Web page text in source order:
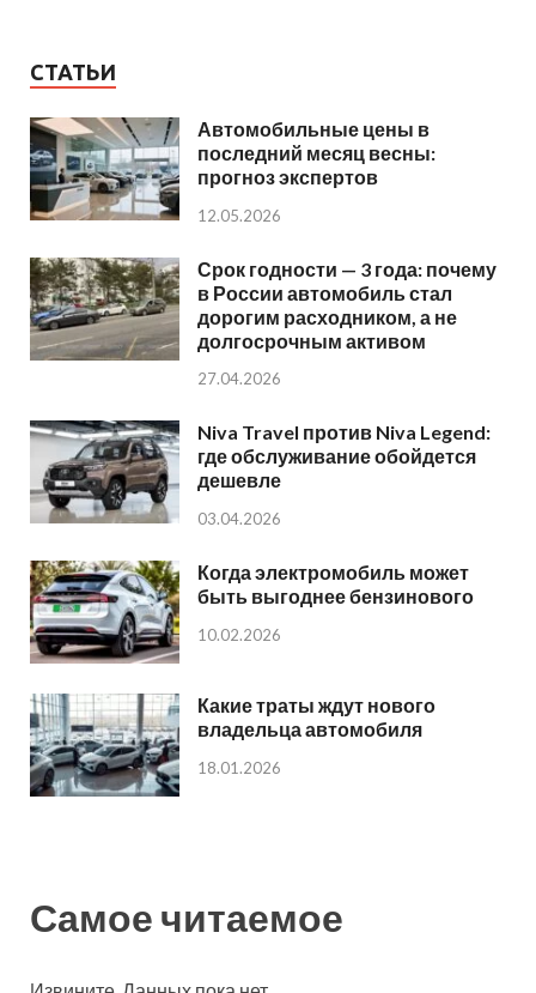
СТАТЬИ
Автомобильные цены в
последний месяц весны:
прогноз экспертов
12.05.2026
Срок годности — 3 года: почему
в России автомобиль стал
дорогим расходником, а не
долгосрочным активом
27.04.2026
Niva Travel против Niva Legend:
где обслуживание обойдется
дешевле
03.04.2026
Когда электромобиль может
быть выгоднее бензинового
10.02.2026
Какие траты ждут нового
владельца автомобиля
18.01.2026
Самое читаемое